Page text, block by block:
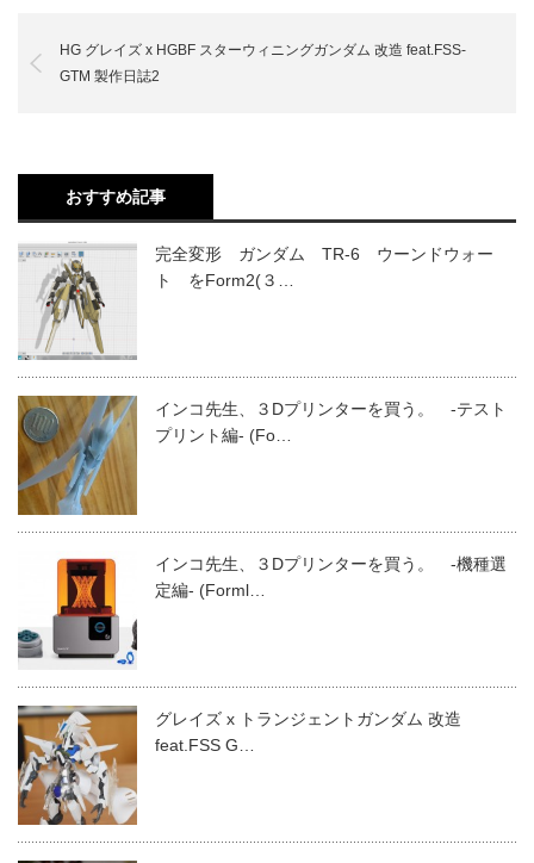
HG グレイズ x HGBF スターウィニングガンダム 改造 feat.FSS-
GTM 製作日誌2
おすすめ記事
完全変形 ガンダム TR-6 ウーンドウォー
ト をForm2(３…
インコ先生、３Dプリンターを買う。 -テスト
プリント編- (Fo…
インコ先生、３Dプリンターを買う。 -機種選
定編- (Forml…
グレイズ x トランジェントガンダム 改造
feat.FSS G…